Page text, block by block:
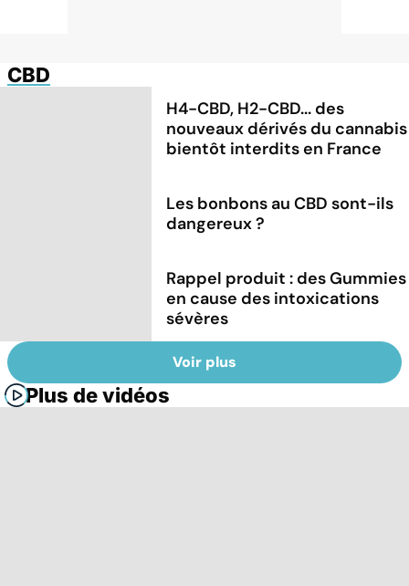
CBD
H4-CBD, H2-CBD... des
nouveaux dérivés du cannabis
bientôt interdits en France
Les bonbons au CBD sont-ils
dangereux ?
Rappel produit : des Gummies
en cause des intoxications
sévères
Voir plus
Plus de vidéos